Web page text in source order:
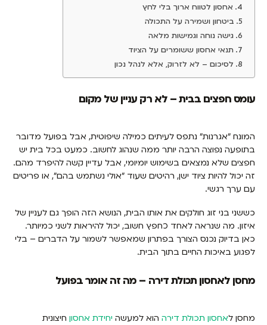
אחסון לטווח ארוך בלי לחץ
ביטחון ושמירה על התכולה
גישה נוחה וגמישות מלאה
תנאי אחסון ששומרים על הציוד
לסיכום – לא לזרוק, אלא לנהל נכון
עומס חפצים בבית – לא רק עניין של מקום
המונח "אגרנות" נתפס לעיתים כמילה שיפוטית, אבל בפועל מדובר
בתופעה נפוצה הרבה יותר ממה שנהוג לחשוב. כמעט בכל בית יש
חפצים שלא נמצאים בשימוש יומיומי, אבל עדיין קשה להיפרד מהם.
זה יכול להיות ציוד ישן, רהיטים שעוד "אולי נשתמש בהם", או פריטים
עם ערך רגשי.
כששני בני זוג חולקים את אותו הבית, הנושא הזה הופך גם לעניין של
איזון. מה שנראה לאחד כחפץ חשוב, יכול להיראות לשני כמיותר.
כאן בדיוק נכנס הצורך בפתרון שמאפשר לשמור על הדברים – בלי
לפגוע באיכות החיים בתוך הבית.
מחסן לאחסון תכולת דירה – מה זה אומר בפועל
מחסן לאחסון תכולת דירה הוא למעשה יחידת אחסון חיצונית